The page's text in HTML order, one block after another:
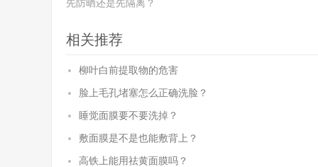
先防晒还是先隔离？
相关推荐
柳叶白前提取物的危害
脸上毛孔堵塞怎么正确洗脸？
睡觉面膜要不要洗掉？
敷面膜是不是也能敷背上？
高铁上能用祛黄面膜吗？